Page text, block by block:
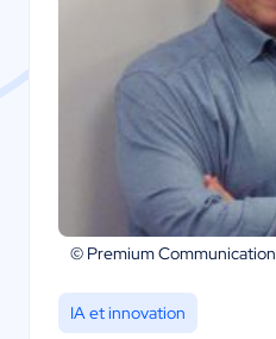
© Premium Communication
IA et innovation